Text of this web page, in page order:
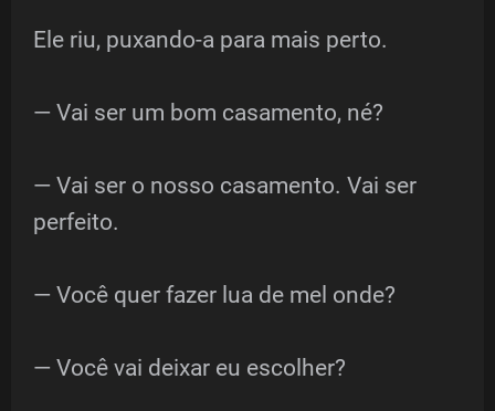
Ele riu, puxando-a para mais perto.
— Vai ser um bom casamento, né?
— Vai ser o nosso casamento. Vai ser
perfeito.
— Você quer fazer lua de mel onde?
— Você vai deixar eu escolher?